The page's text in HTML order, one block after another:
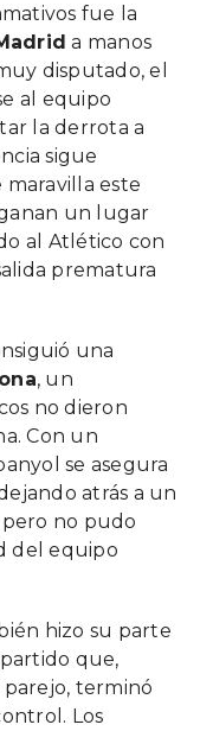
fue la
a manos
disputado, el
al equipo
la derrota a
sigue
este
un lugar
al Atlético con
prematura
una
, un
no dieron
Con un
se asegura
atrás a un
no pudo
del equipo
hizo su parte
que,
terminó
Los